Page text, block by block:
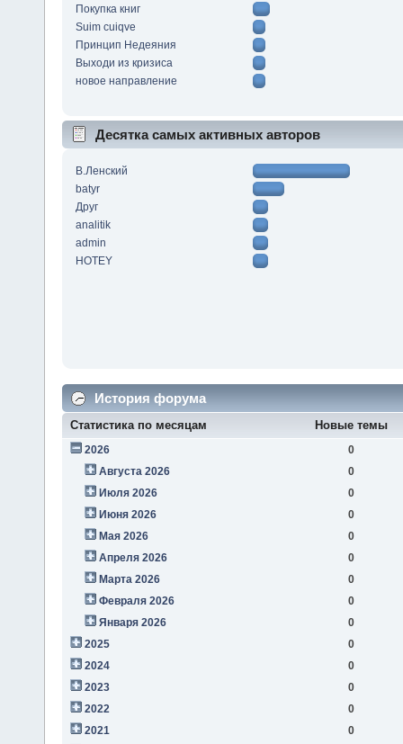
Покупка книг
Suim cuiqve
Принцип Недеяния
Выходи из кризиса
новое направление
Десятка самых активных авторов
В.Ленский
batyr
Друг
analitik
admin
HOTEY
История форума
Статистика по месяцам Новые темы
2026
0
Августа 2026
0
Июля 2026
0
Июня 2026
0
Мая 2026
0
Апреля 2026
0
Марта 2026
0
Февраля 2026
0
Января 2026
0
2025
0
2024
0
2023
0
2022
0
2021
0